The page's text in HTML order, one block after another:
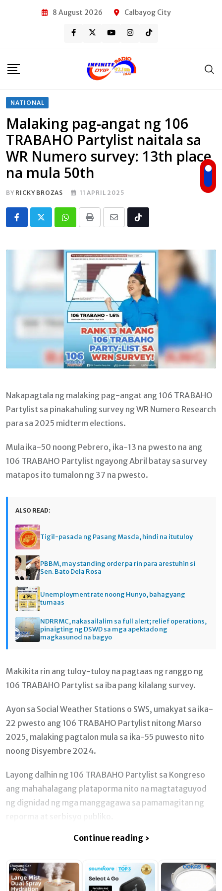
8 August 2026 Calbayog City
NATIONAL
Malaking pag-angat ng 106
TRABAHO Partylist naitala sa
WR Numero survey: 13th place
na mula 50th
BY RICKY BROZAS 11 APRIL 2025
Whatsapp
Print
Share
Email
Tiktok
Nakapagtala ng malaking pag-angat ang 106 TRABAHO
Partylist sa pinakahuling survey ng WR Numero Research
para sa 2025 midterm elections.
Mula ika-50 noong Pebrero, ika-13 na pwesto na ang
106 TRABAHO Partylist ngayong Abril batay sa survey
matapos ito tumalon ng 37 na pwesto.
ALSO READ:
Tigil-pasada ng Pasang Masda, hindi na itutuloy
PBBM, may standing order pa rin para arestuhin si
Sen. Bato Dela Rosa
Unemployment rate noong Hunyo, bahagyang
tumaas
NDRRMC, nakasailalim sa full alert; relief operations,
pinaigting ng DSWD sa mga apektado ng
magkasunod na bagyo
Makikita rin ang tuloy-tuloy na pagtaas ng ranggo ng
106 TRABAHO Partylist sa iba pang kilalang survey.
Ayon sa Social Weather Stations o SWS, umakyat sa ika-
22 pwesto ang 106 TRABAHO Partylist nitong Marso
2025, malaking pagtalon mula sa ika-55 puwesto nito
noong Disyembre 2024.
Layong dalhin ng 106 TRABAHO Partylist sa Kongreso
ang mahahalagang plataporma nito na magtataguyod
ng dignidad ng mga manggagawa sa pamamagitan ng
Continue reading ›